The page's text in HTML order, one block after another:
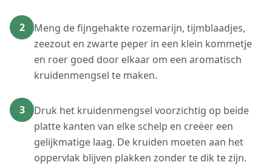
2
Meng de fijngehakte rozemarijn, tijmblaadjes,
zeezout en zwarte peper in een klein kommetje
en roer goed door elkaar om een aromatisch
kruidenmengsel te maken.
3
Druk het kruidenmengsel voorzichtig op beide
platte kanten van elke schelp en creëer een
gelijkmatige laag. De kruiden moeten aan het
oppervlak blijven plakken zonder te dik te zijn.